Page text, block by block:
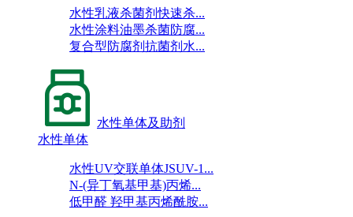
水性乳液杀菌剂快速杀...
水性涂料油墨杀菌防腐...
复合型防腐剂抗菌剂水...
水性单体及助剂
水性单体
水性UV交联单体JSUV-1...
N-(异丁氧基甲基)丙烯...
低甲醛 羟甲基丙烯酰胺...